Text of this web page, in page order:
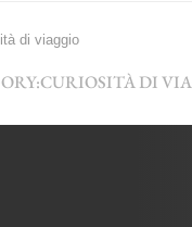
di viaggio
CURIOSITÀ DI